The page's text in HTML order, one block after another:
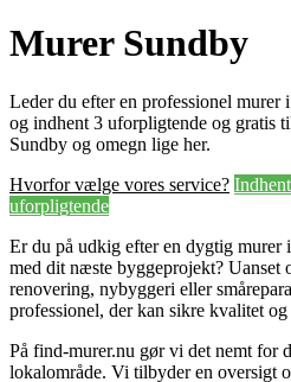
Murer Sundby
Leder du efter en professionel
og indhent 3 uforpligtende og gratis
Sundby og omegn lige her.
Hvorfor vælge vores service?
uforpligtende
Er du på udkig efter en dygtig
med dit næste byggeprojekt? Uanset
renovering, nybyggeri eller
professionel, der kan sikre kvalitet
På find-murer.nu gør vi det nemt for
lokalområde. Vi tilbyder en oversigt